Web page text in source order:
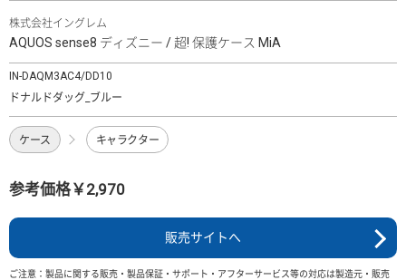
株式会社イングレム
AQUOS sense8 ディズニー / 超! 保護ケース MiA
IN-DAQM3AC4/DD10
ドナルドダッグ_ブルー
ケース キャラクター
参考価格￥2,970
販売サイトへ
ご注意：製品に関する販売・製品保証・サポート・アフターサービス等の対応は製造元・販売